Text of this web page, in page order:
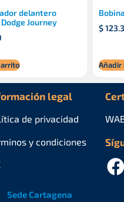
delantero
Journey
$
Añadir
legal
de privacidad
y condiciones
Sede Cartagena